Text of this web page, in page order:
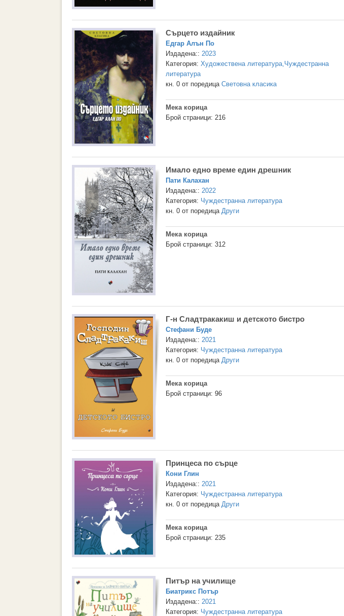
Сърцето издайник
Едгар Алън По
Издадена:: 2023
Категория: Художествена литература,Чуждестранна
литература
кн. 0 от поредица Световна класика
Мека корица
Брой страници: 216
Имало едно време един дрешник
Пати Калахан
Издадена:: 2022
Категория: Чуждестранна литература
кн. 0 от поредица Други
Мека корица
Брой страници: 312
Г-н Сладтракакиш и детското бистро
Стефани Буде
Издадена:: 2021
Категория: Чуждестранна литература
кн. 0 от поредица Други
Мека корица
Брой страници: 96
Принцеса по сърце
Кони Глин
Издадена:: 2021
Категория: Чуждестранна литература
кн. 0 от поредица Други
Мека корица
Брой страници: 235
Питър на училище
Биатрикс Потър
Издадена:: 2021
Категория: Чуждестранна литература